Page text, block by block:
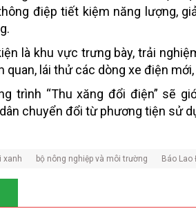
điệp tiết kiệm năng lượng,
là khu vực trưng bày, trải
quan, lái thử các dòng xe điện
trình “Thu xăng đổi điện” sẽ
chuyển đổi từ phương tiện sử
xanh bộ nông nghiệp và môi trường Báo Lao